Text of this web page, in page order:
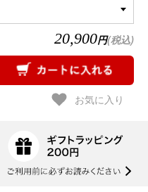
20,900円(税込)
お気に入り